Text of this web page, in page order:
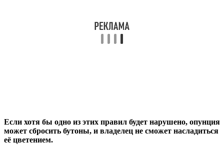
Если хотя бы одно из этих правил будет нарушено, опунция
может сбросить бутоны, и владелец не сможет насладиться
её цветением.